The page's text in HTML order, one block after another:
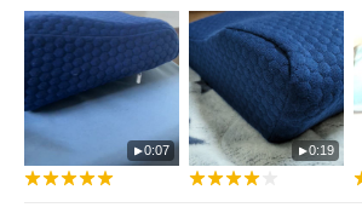
0:07 0:19